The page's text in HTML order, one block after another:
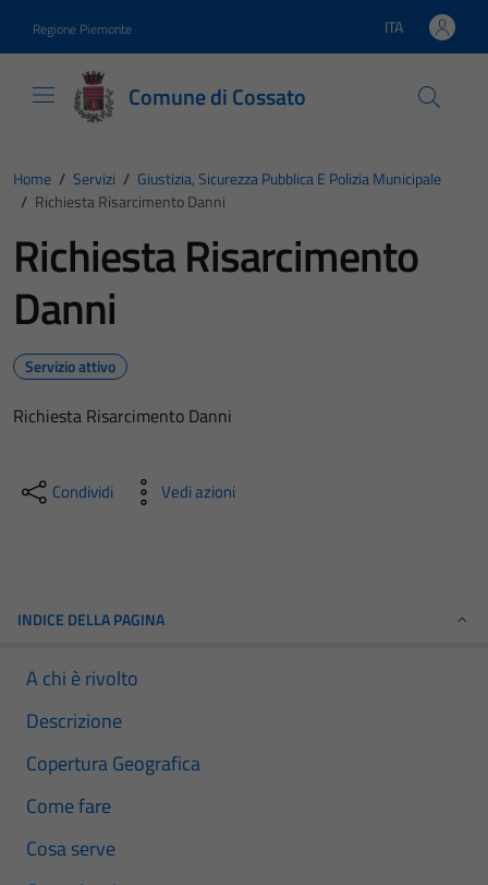
Regione Piemonte Lingua attiva:
ITA
Comune di Cossato
Home / Servizi / Giustizia, Sicurezza Pubblica E Polizia Municipale
/ Richiesta Risarcimento Danni
Richiesta Risarcimento
Danni
Servizio attivo
Richiesta Risarcimento Danni
Condividi Vedi azioni
INDICE DELLA PAGINA
A chi è rivolto
Descrizione
Copertura Geografica
Come fare
Cosa serve